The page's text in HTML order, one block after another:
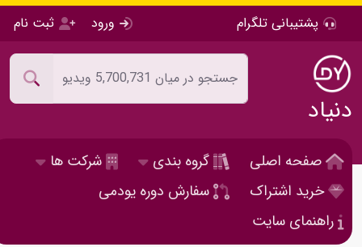
پشتیبانی تلگرام ورود ثبت نام
دنیاد
صفحه اصلی گروه بندی
شرکت ها
خرید اشتراک
سفارش دوره یودمی
راهنمای سایت